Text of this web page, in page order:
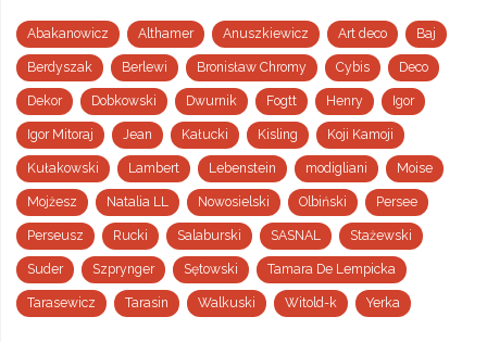
Abakanowicz Althamer Anuszkiewicz Art deco Baj
Berdyszak Berlewi Bronisław Chromy Cybis Deco
Dekor Dobkowski Dwurnik Fogtt Henry Igor
Igor Mitoraj Jean Kałucki Kisling Koji Kamoji
Kułakowski Lambert Lebenstein modigliani Moise
Mojżesz Natalia LL Nowosielski Olbiński Persee
Perseusz Rucki Salaburski SASNAL Stażewski
Suder Szprynger Sętowski Tamara De Lempicka
Tarasewicz Tarasin Walkuski Witold-k Yerka